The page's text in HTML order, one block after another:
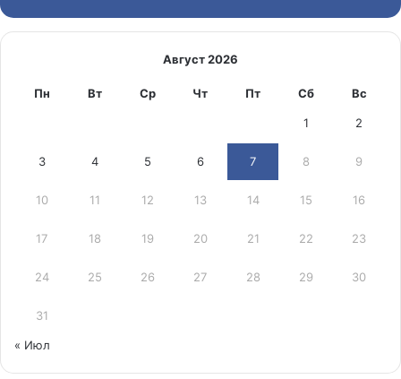
Август 2026
Пн Вт Ср Чт Пт Сб Вс
1 2
3 4 5 6 7 8 9
10 11 12 13 14 15 16
17 18 19 20 21 22 23
24 25 26 27 28 29 30
31
« Июл